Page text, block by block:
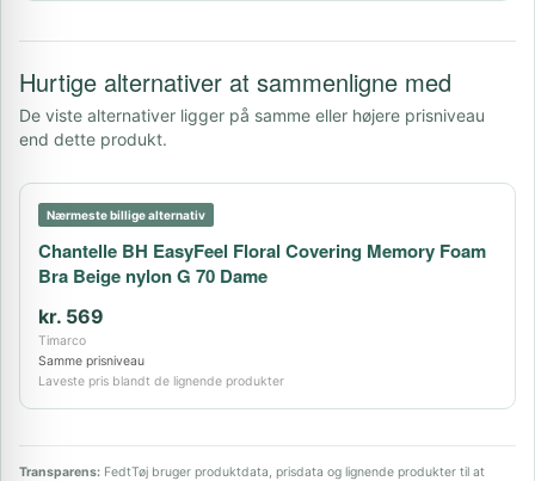
Hurtige alternativer at sammenligne med
De viste alternativer ligger på samme eller højere prisniveau
end dette produkt.
Nærmeste billige alternativ
Chantelle BH EasyFeel Floral Covering Memory Foam
Bra Beige nylon G 70 Dame
kr. 569
Timarco
Samme prisniveau
Laveste pris blandt de lignende produkter
Transparens: FedtTøj bruger produktdata, prisdata og lignende produkter til at